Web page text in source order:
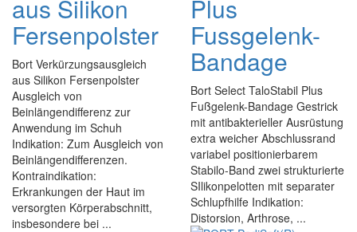
aus Silikon
Fersenpolster
Bort Verkürzungsausgleich
aus Silikon Fersenpolster
Ausgleich von
Beinlängendifferenz zur
Anwendung im Schuh
Indikation: Zum Ausgleich von
Beinlängendifferenzen.
Kontraindikation:
Erkrankungen der Haut im
versorgten Körperabschnitt,
insbesondere bei ...
Plus
Fussgelenk-
Bandage
Bort Select TaloStabil Plus
Fußgelenk-Bandage Gestrick
mit antibakterieller Ausrüstung
extra weicher Abschlussrand
variabel positionierbarem
Stabilo-Band zwei strukturierte
SIlikonpelotten mit separater
Schlupfhilfe Indikation:
Distorsion, Arthrose, ...